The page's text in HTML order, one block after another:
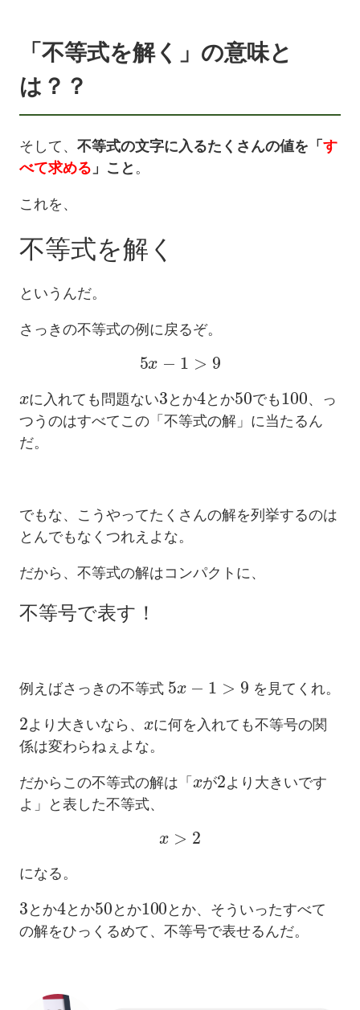
「不等式を解く」の意味と
は？？
そして、 不等式の文字に入るたくさんの値を「す
べて求める 」こと。
これを、
不等式を解く
というんだ。
さっきの不等式の例に戻るぞ。
5 1 >9
に入れても問題ない
3
とか
4
とか
50
でも
100
、っ
つうのはすべてこの「不等式の解」に当たるん
だ。
でもな、こうやってたくさんの解を列挙するのは
とんでもなくつれえよな。
だから、不等式の解はコンパクトに、
不等号で表す！
例えばさっきの不等式
5 >
を見てくれ。
2
より大きいなら、
に何を入れても不等号の関
係は変わらねぇよな。
だからこの不等式の解は「 が
2
より大きいです
よ」と表した不等式、
x > 2
になる。
3
とか
4
とか
50
とか
100
とか、そういったすべて
の解をひっくるめて、不等号で表せるんだ。